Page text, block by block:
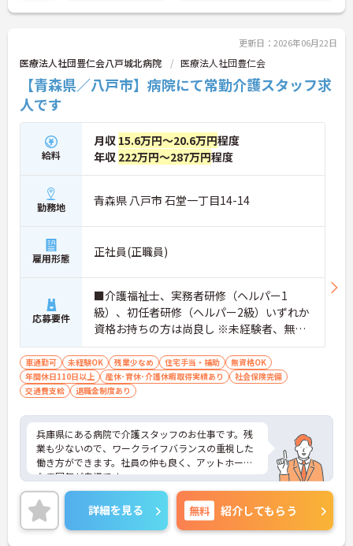
更新日：2026年06月22日
医療法人社団豊仁会八戸城北病院 医療法人社団豊仁会
【青森県／八戸市】病院にて常勤介護スタッフ求
人です
給料
月収 15.6万円～20.6万円程度
年収 222万円～287万円程度
勤務地 青森県 八戸市 石堂一丁目14-14
雇用形態 正社員(正職員)
応募要件
■介護福祉士、実務者研修（ヘルパー1
級）、初任者研修（ヘルパー2級）いずれか
資格お持ちの方は尚良し ※未経験者、無資
格者応相談
車通勤可 未経験OK 残業少なめ 住宅手当・補助
無資格OK
年間休日110日以上
産休･育休･介護休暇取得実績あり
社会保険完備
交通費支給
退職金制度あり
兵庫県にある病院で介護スタッフのお仕事です。残
業も少ないので、ワークライフバランスの重視した
働き方ができます。社員の仲も良く、アットホーム
な雰囲気が自慢です。
ご興味ある方には、面接対策ポイントなど、詳細を
お話しいたしますのでお気軽にご相談ください。
詳細を見る 無料 紹介してもらう